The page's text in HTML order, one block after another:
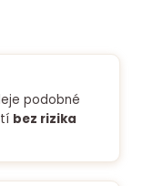
podobné
bez rizika